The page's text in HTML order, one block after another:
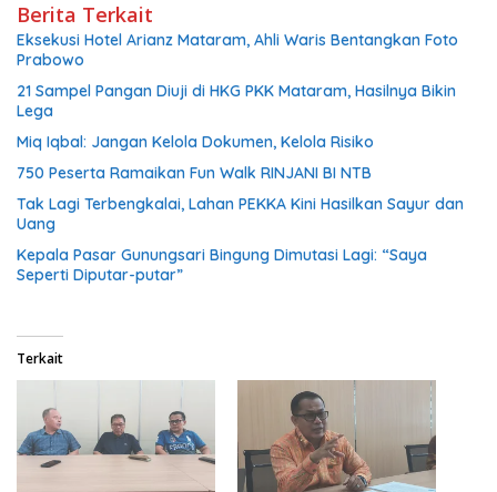
Berita Terkait
Eksekusi Hotel Arianz Mataram, Ahli Waris Bentangkan Foto
Prabowo
21 Sampel Pangan Diuji di HKG PKK Mataram, Hasilnya Bikin
Lega
Miq Iqbal: Jangan Kelola Dokumen, Kelola Risiko
750 Peserta Ramaikan Fun Walk RINJANI BI NTB
Tak Lagi Terbengkalai, Lahan PEKKA Kini Hasilkan Sayur dan
Uang
Kepala Pasar Gunungsari Bingung Dimutasi Lagi: “Saya
Seperti Diputar-putar”
Terkait